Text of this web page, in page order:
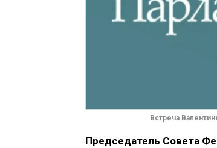
Встреча
Председатель Совета